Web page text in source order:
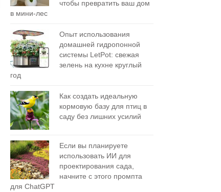
чтобы превратить ваш дом
в мини-лес
Опыт использования
домашней гидропонной
системы LetPot: свежая
зелень на кухне круглый
год
Как создать идеальную
кормовую базу для птиц в
саду без лишних усилий
Если вы планируете
использовать ИИ для
проектирования сада,
начните с этого промпта
для ChatGPT